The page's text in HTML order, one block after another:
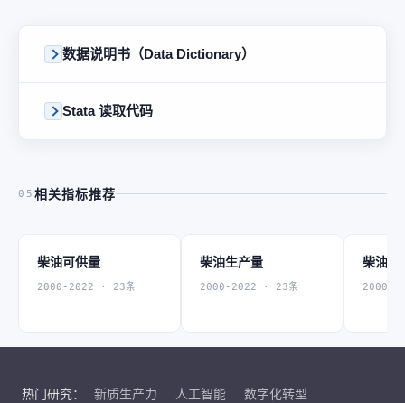
数据说明书（Data Dictionary）
Stata 读取代码
05 相关指标推荐
柴油可供量
2000-2022 · 23条
柴油生产量
2000-2022 · 23条
柴油进
2000-
热门研究： 新质生产力 人工智能
数字化转型